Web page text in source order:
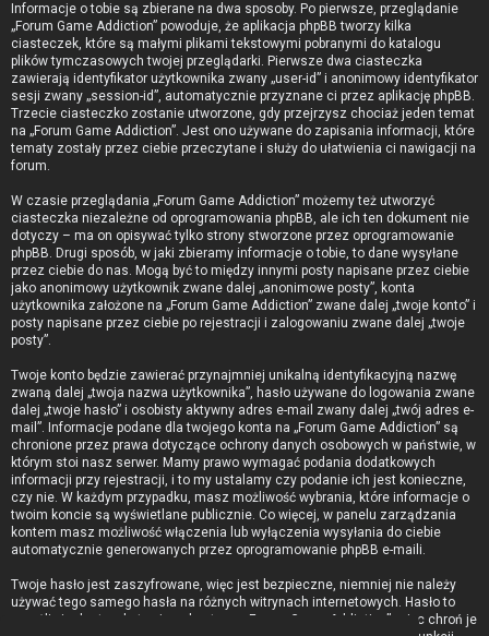
Informacje o tobie są zbierane na dwa sposoby. Po pierwsze, przeglądanie
„Forum Game Addiction” powoduje, że aplikacja phpBB tworzy kilka
ciasteczek, które są małymi plikami tekstowymi pobranymi do katalogu
plików tymczasowych twojej przeglądarki. Pierwsze dwa ciasteczka
zawierają identyfikator użytkownika zwany „user-id” i anonimowy identyfikator
sesji zwany „session-id”, automatycznie przyznane ci przez aplikację phpBB.
Trzecie ciasteczko zostanie utworzone, gdy przejrzysz chociaż jeden temat
na „Forum Game Addiction”. Jest ono używane do zapisania informacji, które
tematy zostały przez ciebie przeczytane i służy do ułatwienia ci nawigacji na
forum.
W czasie przeglądania „Forum Game Addiction” możemy też utworzyć
ciasteczka niezależne od oprogramowania phpBB, ale ich ten dokument nie
dotyczy – ma on opisywać tylko strony stworzone przez oprogramowanie
phpBB. Drugi sposób, w jaki zbieramy informacje o tobie, to dane wysyłane
przez ciebie do nas. Mogą być to między innymi posty napisane przez ciebie
jako anonimowy użytkownik zwane dalej „anonimowe posty”, konta
użytkownika założone na „Forum Game Addiction” zwane dalej „twoje konto” i
posty napisane przez ciebie po rejestracji i zalogowaniu zwane dalej „twoje
posty”.
Twoje konto będzie zawierać przynajmniej unikalną identyfikacyjną nazwę
zwaną dalej „twoja nazwa użytkownika”, hasło używane do logowania zwane
dalej „twoje hasło” i osobisty aktywny adres e-mail zwany dalej „twój adres e-
mail”. Informacje podane dla twojego konta na „Forum Game Addiction” są
chronione przez prawa dotyczące ochrony danych osobowych w państwie, w
którym stoi nasz serwer. Mamy prawo wymagać podania dodatkowych
informacji przy rejestracji, i to my ustalamy czy podanie ich jest konieczne,
czy nie. W każdym przypadku, masz możliwość wybrania, które informacje o
twoim koncie są wyświetlane publicznie. Co więcej, w panelu zarządzania
kontem masz możliwość włączenia lub wyłączenia wysyłania do ciebie
automatycznie generowanych przez oprogramowanie phpBB e-maili.
Twoje hasło jest zaszyfrowane, więc jest bezpieczne, niemniej nie należy
używać tego samego hasła na różnych witrynach internetowych. Hasło to
umożliwia dostęp do twojego konta na „Forum Game Addiction”, więc chroń je